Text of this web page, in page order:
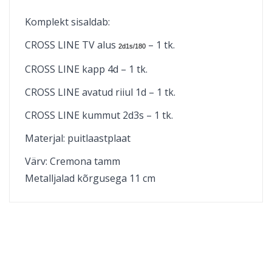
Komplekt sisaldab:
CROSS LINE TV alus 2d1s/180 – 1 tk.
CROSS LINE kapp 4d – 1 tk.
CROSS LINE avatud riiul 1d – 1 tk.
CROSS LINE kummut 2d3s – 1 tk.
Materjal: puitlaastplaat
Värv: Cremona tamm
Metalljalad kõrgusega 11 cm